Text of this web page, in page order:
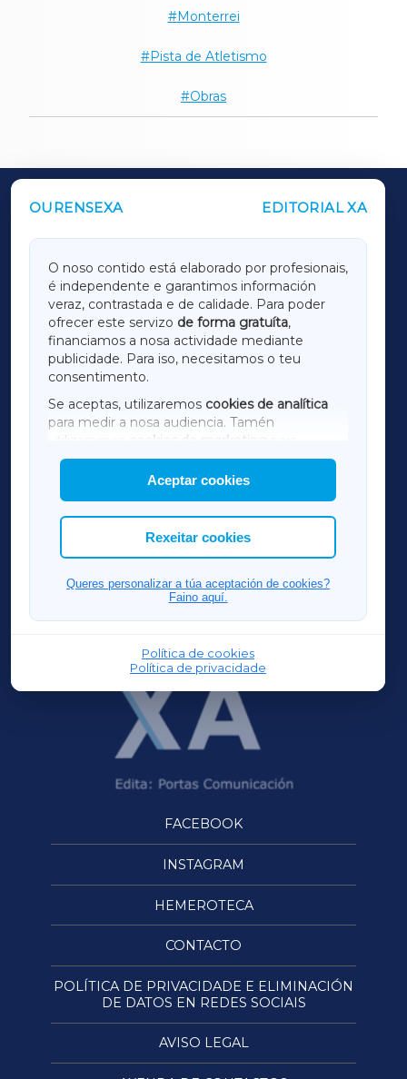
Monterrei
Pista de Atletismo
Obras
OURENSEXA EDITORIAL XA
O noso contido está elaborado por profesionais,
é independente e garantimos información
veraz, contrastada e de calidade. Para poder
ofrecer este servizo de forma gratuíta,
financiamos a nosa actividade mediante
publicidade. Para iso, necesitamos o teu
consentimento.
Se aceptas, utilizaremos cookies de analítica
para medir a nosa audiencia. Tamén
utilizaremos
cookies de marketing
mostrar publicidade de terceiros.
Así mesmo, podes personalizar a elección das
cookies que desexas permitir.
Aceptar cookies
Rexeitar cookies
Queres personalizar a túa aceptación de cookies?
Faino aquí.
Política de cookies
Política de privacidade
OUTROS PERIÓDICOS
LUGOXA
TERRACHAXA
AMARIÑAXA
RIBEIRASACRAXA
ACORUÑAXA
FERROLXA
OURENSEXA
FACEBOOK
INSTAGRAM
HEMEROTECA
CONTACTO
POLÍTICA DE PRIVACIDADE E ELIMINACIÓN
DE DATOS EN REDES SOCIAIS
AVISO LEGAL